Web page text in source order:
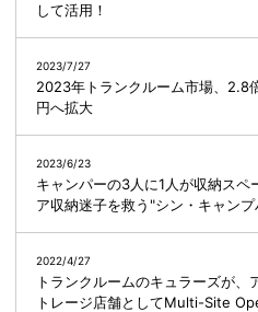
して活用！
2023/7/27
2023年トランクルーム市場、2.8
円へ拡大
2023/6/23
キャンパーの3人に1人が収納ス
ア収納迷子を救う"シン・キャン
2022/4/27
トランクルームのキュラーズが、
トレージ店舗としてMulti-Site